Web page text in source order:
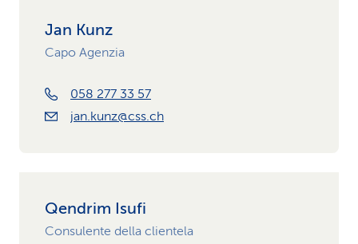
Jan Kunz
Capo Agenzia
058 277 33 57
jan.kunz@css.ch
Qendrim Isufi
Consulente della clientela